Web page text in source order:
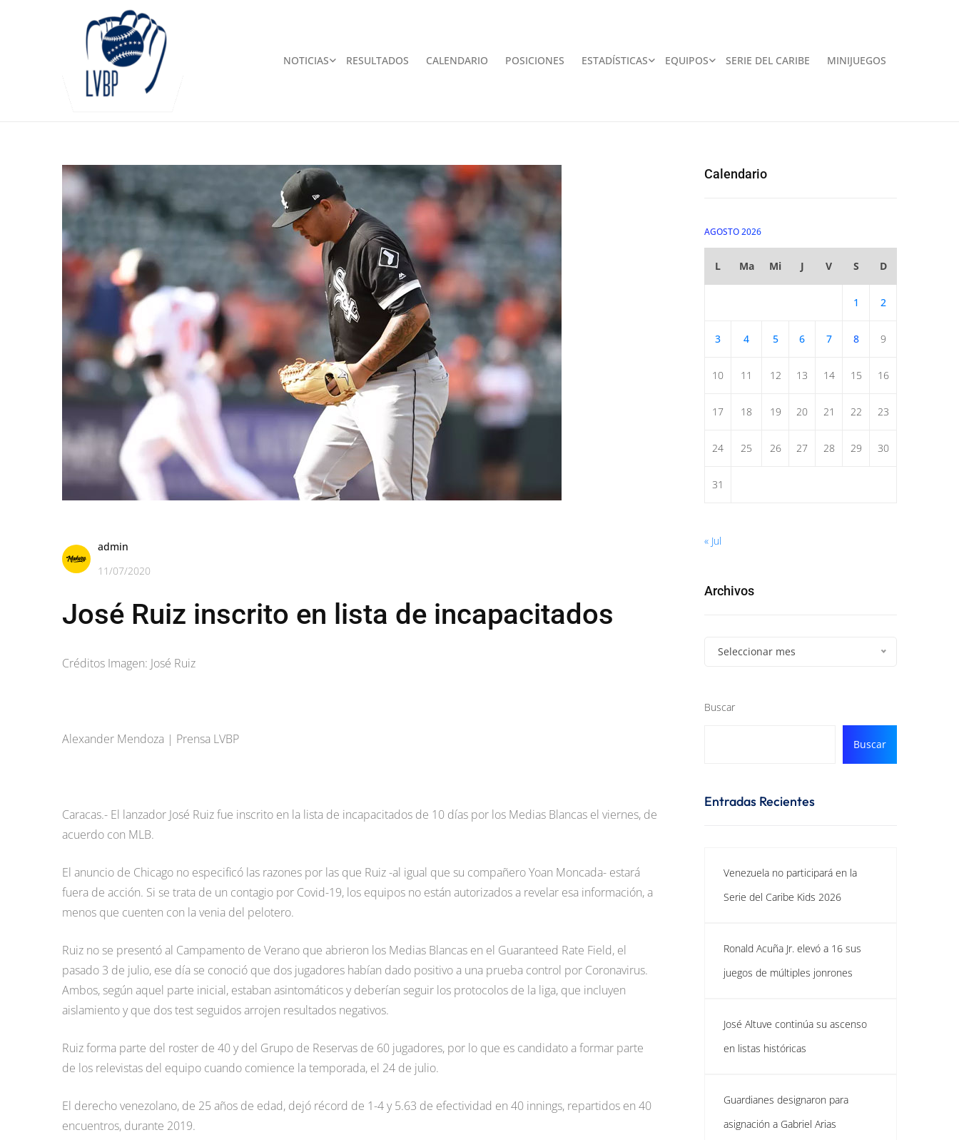
NOTICIAS RESULTADOS CALENDARIO POSICIONES ESTADÍSTICAS EQUIPOS SERIE DEL CARIBE MINIJUEGOS
admin
11/07/2020
José Ruiz inscrito en lista de incapacitados
Créditos Imagen: José Ruiz
Alexander Mendoza | Prensa LVBP
Caracas.- El lanzador José Ruiz fue inscrito en la lista de incapacitados de 10 días por los Medias Blancas el viernes, de
acuerdo con MLB.
El anuncio de Chicago no especificó las razones por las que Ruiz -al igual que su compañero Yoan Moncada- estará
fuera de acción. Si se trata de un contagio por Covid-19, los equipos no están autorizados a revelar esa información, a
menos que cuenten con la venia del pelotero.
Ruiz no se presentó al Campamento de Verano que abrieron los Medias Blancas en el Guaranteed Rate Field, el
pasado 3 de julio, ese día se conoció que dos jugadores habían dado positivo a una prueba control por Coronavirus.
Ambos, según aquel parte inicial, estaban asintomáticos y deberían seguir los protocolos de la liga, que incluyen
aislamiento y que dos test seguidos arrojen resultados negativos.
Ruiz forma parte del roster de 40 y del Grupo de Reservas de 60 jugadores, por lo que es candidato a formar parte
de los relevistas del equipo cuando comience la temporada, el 24 de julio.
El derecho venezolano, de 25 años de edad, dejó récord de 1-4 y 5.63 de efectividad en 40 innings, repartidos en 40
encuentros, durante 2019.
Calendario
AGOSTO 2026
L Ma Mi J V S D
1 2
3 4 5 6 7 8 9
10 11 12 13 14 15 16
17 18 19 20 21 22 23
24 25 26 27 28 29 30
31
« Jul
Archivos
Seleccionar mes
Buscar
Buscar
Entradas Recientes
Venezuela no participará en la
Serie del Caribe Kids 2026
Ronald Acuña Jr. elevó a 16 sus
juegos de múltiples jonrones
José Altuve continúa su ascenso
en listas históricas
Guardianes designaron para
asignación a Gabriel Arias